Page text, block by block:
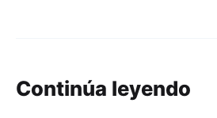
Continúa leyendo